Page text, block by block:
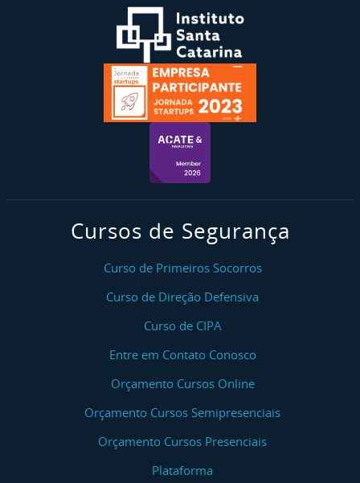
Cursos de Segurança
Curso de Primeiros Socorros
Curso de Direção Defensiva
Curso de CIPA
Entre em Contato Conosco
Orçamento Cursos Online
Orçamento Cursos Semipresenciais
Orçamento Cursos Presenciais
Plataforma